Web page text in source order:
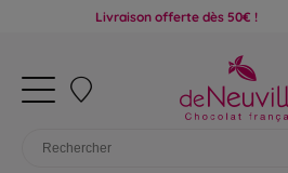
Livraison offerte dès 50€ !